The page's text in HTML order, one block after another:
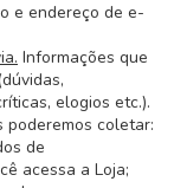
e endereço de e-
Informações que
elogios etc.).
poderemos coletar:
de
acessa a Loja;